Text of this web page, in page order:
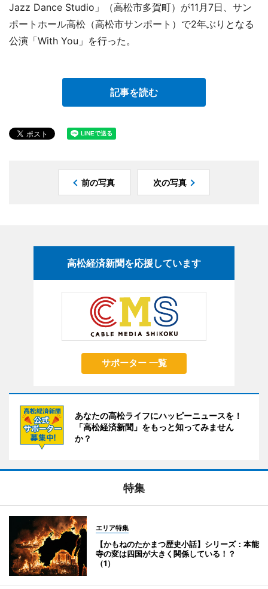
Jazz Dance Studio」（高松市多賀町）が11月7日、サン
ポートホール高松（高松市サンポート）で2年ぶりとなる
公演「With You」を行った。
記事を読む
前の写真 次の写真
高松経済新聞を応援しています
サポーター 一覧
あなたの高松ライフにハッピーニュースを！
「高松経済新聞」をもっと知ってみません
か？
特集
エリア特集
【かもねのたかまつ歴史小話】シリーズ：本能
寺の変は四国が大きく関係している！？
（1）